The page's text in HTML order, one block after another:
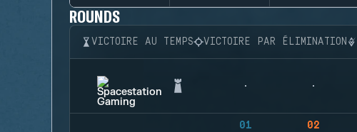
ROUNDS
VICTOIRE AU TEMPS VICTOIRE PAR ÉLIMINATION
01 02